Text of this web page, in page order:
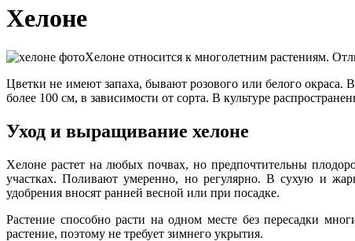
Хелоне
Хелоне относится к многолетним растениям.
Цветки не имеют запаха, бывают розового или белого окраса.
более 100 см, в зависимости от сорта. В культуре
Уход и выращивание хелоне
Хелоне растет на любых почвах, но предпочтительны
участках. Поливают умеренно, но регулярно. В сухую и
удобрения вносят ранней весной или при посадке.
Растение способно расти на одном месте без пересадки
растение, поэтому не требует зимнего укрытия.